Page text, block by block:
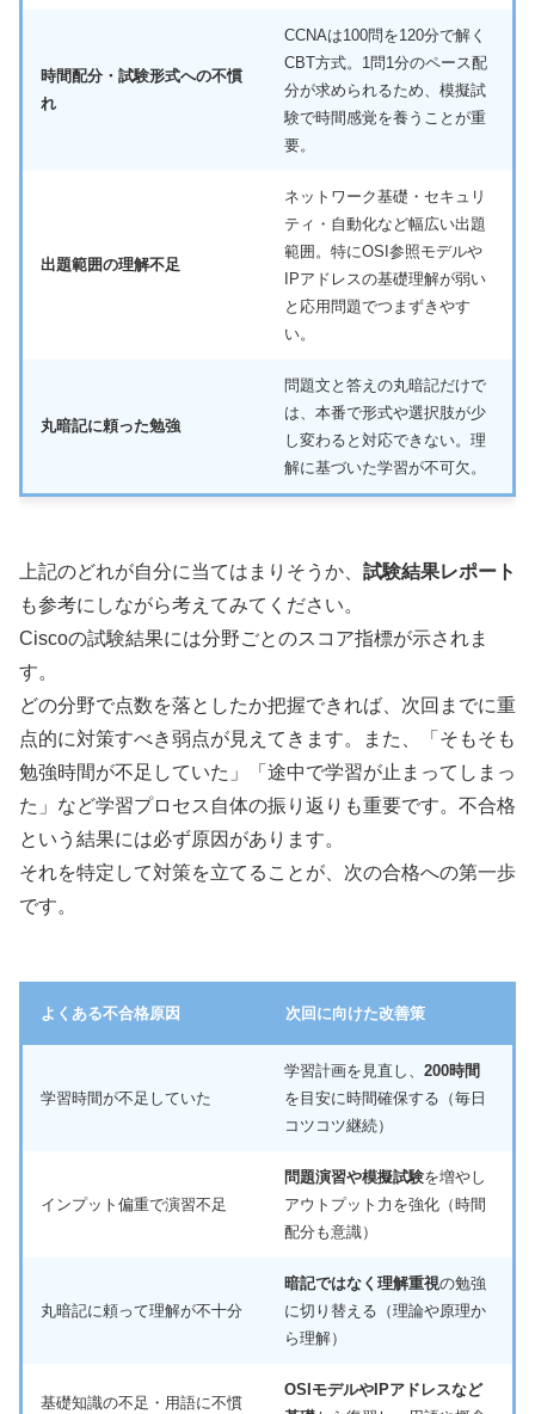
時間配分・試験形式への不慣
れ
CCNAは100問を120分で解く
CBT方式。1問1分のペース配
分が求められるため、模擬試
験で時間感覚を養うことが重
要。
出題範囲の理解不足
ネットワーク基礎・セキュリ
ティ・自動化など幅広い出題
範囲。特にOSI参照モデルや
IPアドレスの基礎理解が弱い
と応用問題でつまずきやす
い。
丸暗記に頼った勉強
問題文と答えの丸暗記だけで
は、本番で形式や選択肢が少
し変わると対応できない。理
解に基づいた学習が不可欠。
上記のどれが自分に当てはまりそうか、 試験結果レポート
も参考にしながら考えてみてください。
Ciscoの試験結果には分野ごとのスコア指標が示されま
す。
どの分野で点数を落としたか把握できれば、次回までに重
点的に対策すべき弱点が見えてきます。また、「そもそも
勉強時間が不足していた」「途中で学習が止まってしまっ
た」など学習プロセス自体の振り返りも重要です。不合格
という結果には必ず原因があります。
それを特定して対策を立てることが、次の合格への第一歩
です。
よくある不合格原因 次回に向けた改善策
学習時間が不足していた
学習計画を見直し、 200時間
を目安に時間確保する（毎日
コツコツ継続）
インプット偏重で演習不足
問題演習や模擬試験を増やし
アウトプット力を強化（時間
配分も意識）
丸暗記に頼って理解が不十分
暗記ではなく理解重視の勉強
に切り替える（理論や原理か
ら理解）
基礎知識の不足・用語に不慣
OSIモデルやIPアドレスなど